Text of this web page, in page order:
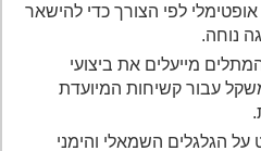
לפי הצורך כדי להישאר
נוחה.
מייעלים את ביצועי
עבור קשיחות המיועדת
הגלגלים השמאלי והימני